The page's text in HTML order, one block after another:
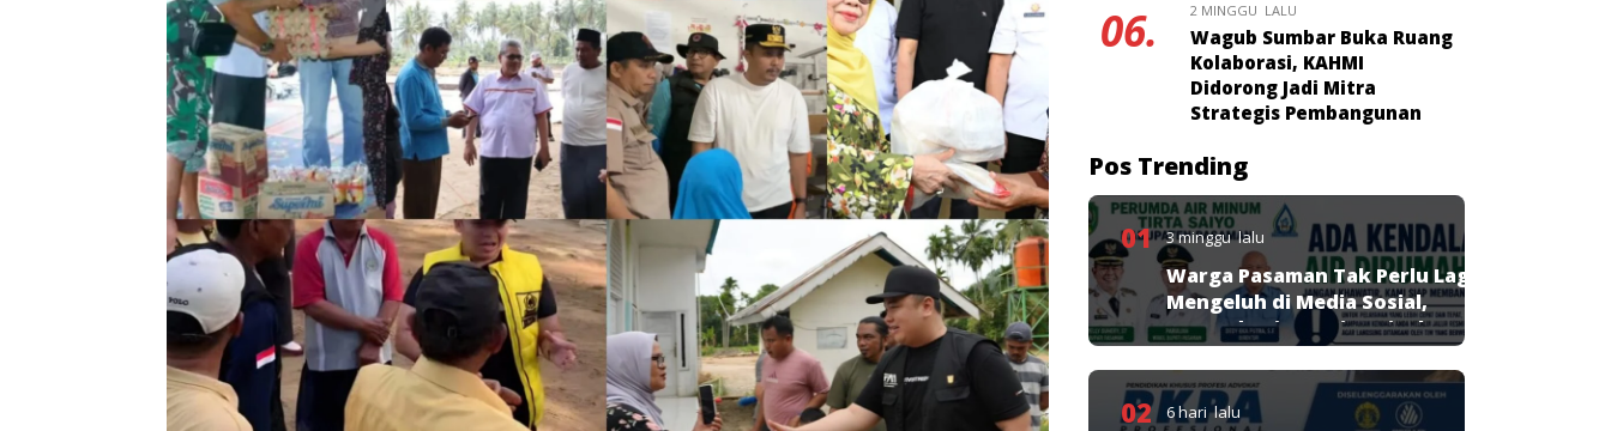
06. 2 MINGGU LALU
Wagub Sumbar Buka Ruang
Kolaborasi, KAHMI
Didorong Jadi Mitra
Strategis Pembangunan
Pos Trending
01 3 minggu lalu
Warga Pasaman Tak Perlu Lagi
Mengeluh di Media Sosial,
Perumda Tirta Saiyo Siapkan
Layanan Resmi
02 6 hari lalu